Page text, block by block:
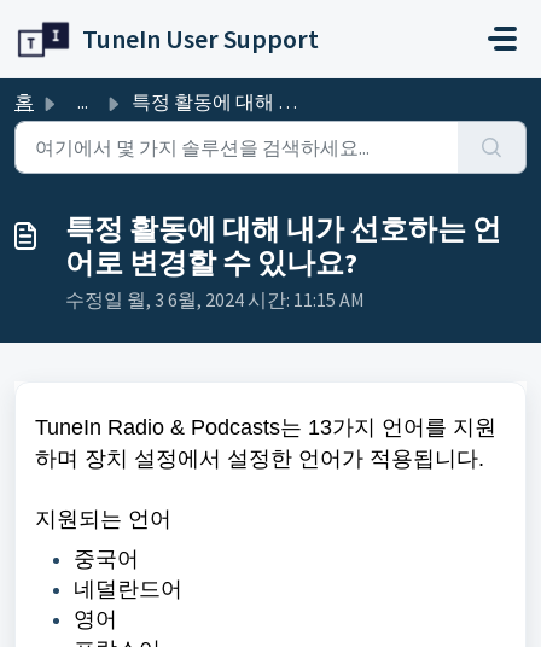
TuneIn User Support
홈 ... 특정 활동에 대해 내가 선호하는 언어로 변경할 수 있나요?
특정 활동에 대해 내가 선호하는 언
어로 변경할 수 있나요?
수정일 월, 3 6월, 2024 시간: 11:15 AM
TuneIn Radio & Podcasts는 13가지 언어를 지원
하며 장치 설정에서 설정한 언어가 적용됩니다.
지원되는 언어
중국어
네덜란드어
영어